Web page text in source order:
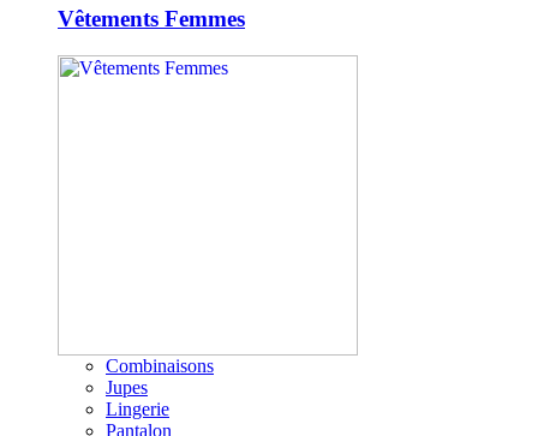
Vêtements Femmes
Combinaisons
Jupes
Lingerie
Pantalon